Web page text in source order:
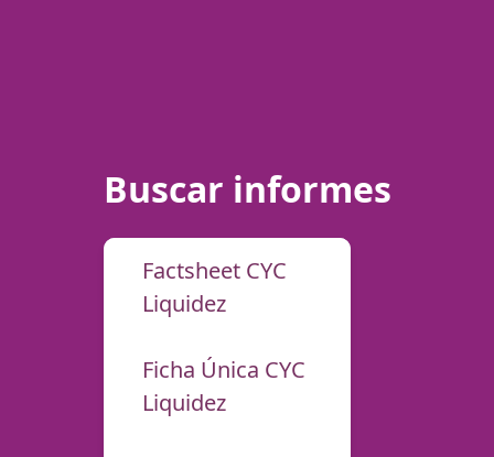
Buscar informes
Factsheet CYC
Liquidez
Ficha Única CYC
Liquidez